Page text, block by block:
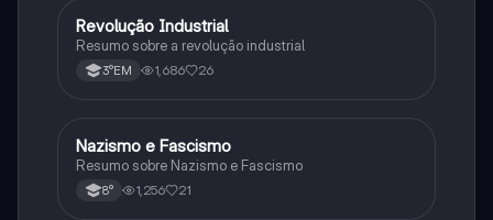
História
Revolução Industrial
Resumo sobre a revolução industrial
3°EM 1,686 26
História
Nazismo e Fascismo
Resumo sobre Nazismo e Fascismo
8° 1,256 21